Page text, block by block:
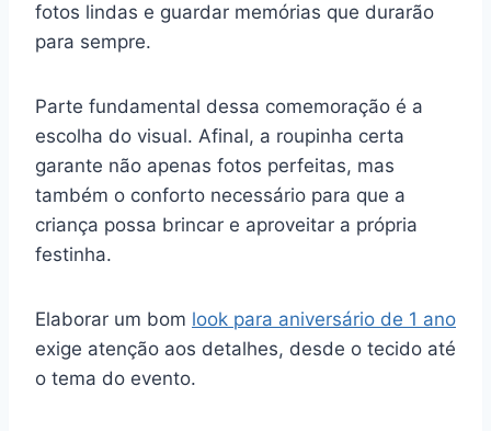
fotos lindas e guardar memórias que durarão
para sempre.
Parte fundamental dessa comemoração é a
escolha do visual. Afinal, a roupinha certa
garante não apenas fotos perfeitas, mas
também o conforto necessário para que a
criança possa brincar e aproveitar a própria
festinha.
Elaborar um bom look para aniversário de 1 ano
exige atenção aos detalhes, desde o tecido até
o tema do evento.